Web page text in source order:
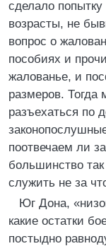
сделало
возрасты, не
вопрос о
пособиях и
жалованье, и
размеров. Тогда
разъехаться по
поотвечаем ли
большинство
служить не за
Юг Дона,
какие остатки
постыдно